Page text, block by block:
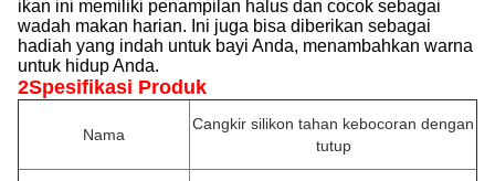
ikan ini memiliki penampilan halus dan cocok sebagai
wadah makan harian. Ini juga bisa diberikan sebagai
hadiah yang indah untuk bayi Anda, menambahkan warna
untuk hidup Anda.
2Spesifikasi Produk
Nama
Cangkir silikon tahan kebocoran dengan
tutup